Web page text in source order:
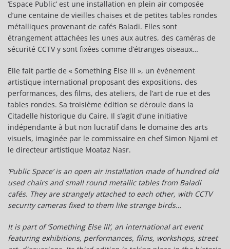
‘Espace Public’ est une installation en plein air composée
d’une centaine de vieilles chaises et de petites tables rondes
métalliques provenant de cafés Baladi. Elles sont
étrangement attachées les unes aux autres, des caméras de
sécurité CCTV y sont fixées comme d’étranges oiseaux…
Elle fait partie de « Something Else III », un événement
artistique international proposant des expositions, des
performances, des films, des ateliers, de l’art de rue et des
tables rondes. Sa troisième édition se déroule dans la
Citadelle historique du Caire. Il s’agit d’une initiative
indépendante à but non lucratif dans le domaine des arts
visuels, imaginée par le commissaire en chef Simon Njami et
le directeur artistique Moataz Nasr.
‘Public Space’ is an open air installation made of hundred old
used chairs and small round metallic tables from Baladi
cafés. They are strangely attached to each other, with CCTV
security cameras fixed to them like strange birds…
It is part of ‘Something Else III’, an international art event
featuring exhibitions, performances, films, workshops, street